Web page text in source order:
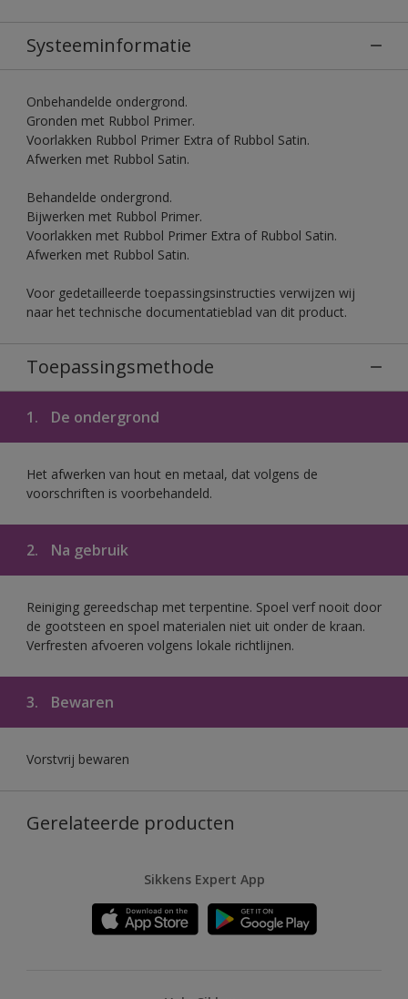
Systeeminformatie
Onbehandelde ondergrond.
Gronden met Rubbol Primer.
Voorlakken Rubbol Primer Extra of Rubbol Satin.
Afwerken met Rubbol Satin.
Behandelde ondergrond.
Bijwerken met Rubbol Primer.
Voorlakken met Rubbol Primer Extra of Rubbol Satin.
Afwerken met Rubbol Satin.
Voor gedetailleerde toepassingsinstructies verwijzen wij
naar het technische documentatieblad van dit product.
Toepassingsmethode
1. De ondergrond
Het afwerken van hout en metaal, dat volgens de
voorschriften is voorbehandeld.
2. Na gebruik
Reiniging gereedschap met terpentine. Spoel verf nooit door
de gootsteen en spoel materialen niet uit onder de kraan.
Verfresten afvoeren volgens lokale richtlijnen.
3. Bewaren
Vorstvrij bewaren
Gerelateerde producten
Sikkens Expert App